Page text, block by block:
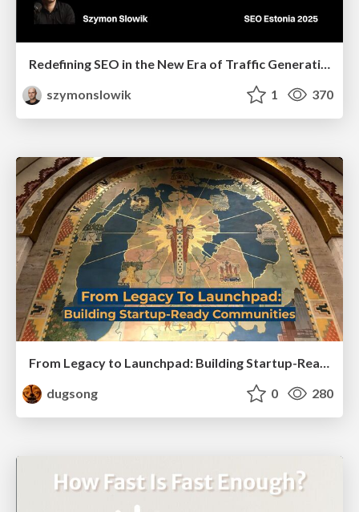
Redefining SEO in the New Era of Traffic Generation
szymonslowik
1 370
From Legacy to Launchpad: Building Startup-Ready Communities
dugsong
0 280